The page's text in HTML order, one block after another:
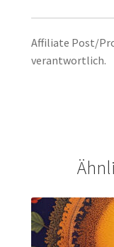
Affiliate Post/
verantwortlich.